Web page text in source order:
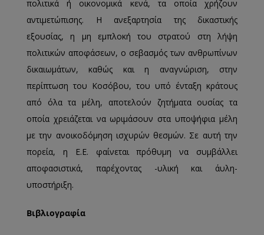
πολιτικά ή οικονομικά κενά, τα οποία χρήζουν
αντιμετώπισης. Η ανεξαρτησία της δικαστικής
εξουσίας, η μη εμπλοκή του στρατού στη λήψη
πολιτικών αποφάσεων, ο σεβασμός των ανθρωπίνων
δικαιωμάτων, καθώς και η αναγνώριση, στην
περίπτωση του Κοσόβου, του υπό ένταξη κράτους
από όλα τα μέλη, αποτελούν ζητήματα ουσίας τα
οποία χρειάζεται να ωριμάσουν στα υποψήφια μέλη
με την ανοικοδόμηση ισχυρών θεσμών. Σε αυτή την
πορεία, η Ε.Ε. φαίνεται πρόθυμη να συμβάλλει
αποφασιστικά, παρέχοντας -υλική και άυλη-
υποστήριξη.
Βιβλιογραφία